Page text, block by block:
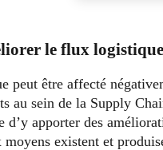
le flux
peut être affecté
au sein de la Supply
d’y apporter des
moyens existent et